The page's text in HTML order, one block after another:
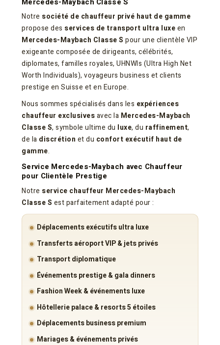
Notre société de chauffeur privé haut de gamme
propose des services de transport ultra luxeen
Mercedes-Maybach Classe S pour une clientèle VIP
exigeante composée de dirigeants, célébrités,
diplomates, familles royales, UHNWIs (Ultra High Net
Worth Individuals), voyageurs business et clients
prestige en Suisse et en Europe.
Nous sommes spécialisés dans les expériences
chauffeur exclusivesavec la Mercedes-Maybach
Classe S, symbole ultime du luxe, du raffinement,
de la discrétion et du confort exécutif haut de
gamme.
Service Mercedes-Maybach avec Chauffeur
pour Clientèle Prestige
Notre service chauffeur Mercedes-Maybach
Classe S est parfaitement adapté pour :
Déplacements exécutifs ultra luxe
Transferts aéroport VIP & jets privés
Transport diplomatique
Événements prestige & gala dinners
Fashion Week & événements luxe
Hôtellerie palace & resorts 5 étoiles
Déplacements business premium
Mariages & événements privés